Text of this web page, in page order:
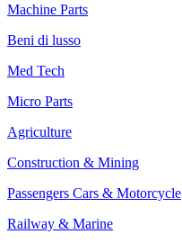
Machine Parts
Beni di lusso
Med Tech
Micro Parts
Agriculture
Construction & Mining
Passengers Cars & Motorcycle
Railway & Marine